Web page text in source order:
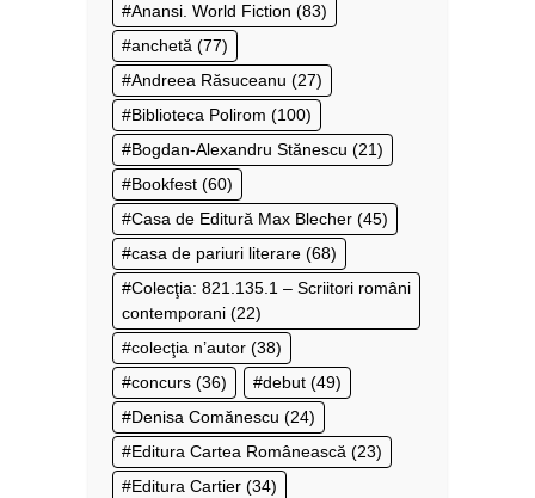
Anansi. World Fiction (83)
anchetă (77)
Andreea Răsuceanu (27)
Biblioteca Polirom (100)
Bogdan-Alexandru Stănescu (21)
Bookfest (60)
Casa de Editură Max Blecher (45)
casa de pariuri literare (68)
Colecţia: 821.135.1 – Scriitori români
contemporani (22)
colecţia n’autor (38)
concurs (36) debut (49)
Denisa Comănescu (24)
Editura Cartea Românească (23)
Editura Cartier (34)